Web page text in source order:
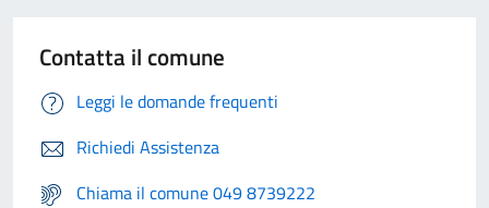
Contatta il comune
Leggi le domande frequenti
Richiedi Assistenza
Chiama il comune 049 8739222